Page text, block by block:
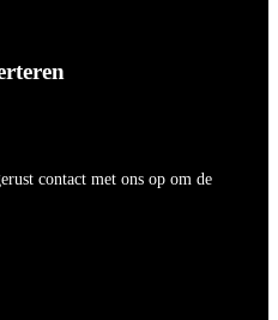
contact met ons op om de